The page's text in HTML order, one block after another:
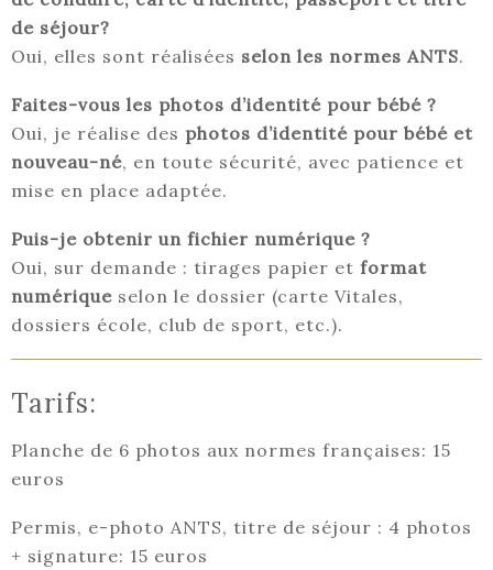
de séjour?
Oui, elles sont réalisées selon les normes ANTS.
Faites-vous les photos d’identité pour bébé ?
Oui, je réalise des photos d’identité pour bébé et
nouveau-né, en toute sécurité, avec patience et
mise en place adaptée.
Puis-je obtenir un fichier numérique ?
Oui, sur demande : tirages papier et format
numérique selon le dossier (carte Vitales,
dossiers école, club de sport, etc.).
Tarifs:
Planche de 6 photos aux normes françaises: 15
euros
Permis, e-photo ANTS, titre de séjour : 4 photos
+ signature: 15 euros